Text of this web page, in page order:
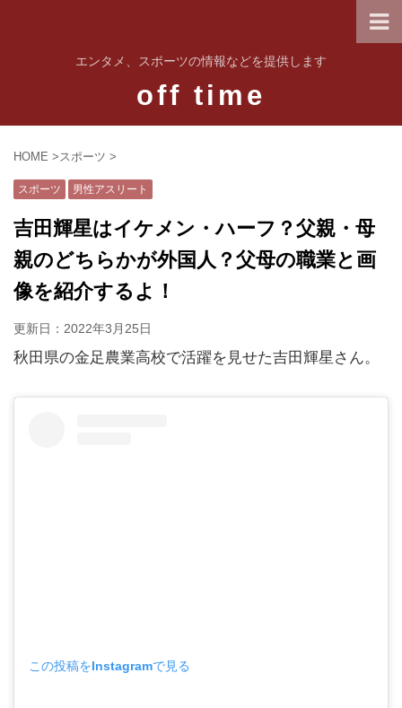
エンタメ、スポーツの情報などを提供します
off time
HOME >スポーツ >
スポーツ 男性アスリート
吉田輝星はイケメン・ハーフ？父親・母
親のどちらかが外国人？父母の職業と画
像を紹介するよ！
更新日： 2022年3月25日
秋田県の金足農業高校で活躍を見せた吉田輝星さん。
この投稿をInstagramで見る